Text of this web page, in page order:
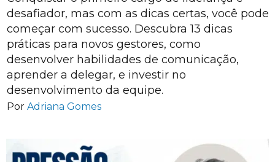
desafiador, mas com as dicas certas, você pode
começar com sucesso. Descubra 13 dicas
práticas para novos gestores, como
desenvolver habilidades de comunicação,
aprender a delegar, e investir no
desenvolvimento da equipe.
Por Adriana Gomes